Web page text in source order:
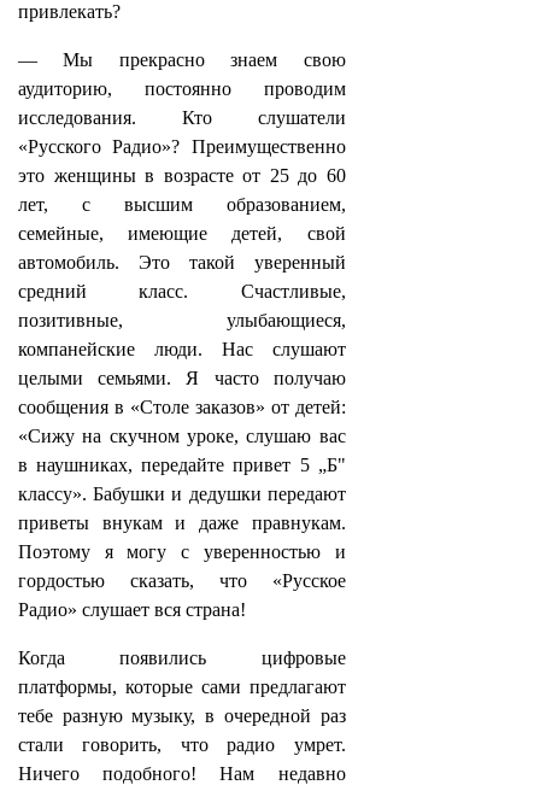
привлекать?
— Мы прекрасно знаем свою
аудиторию, постоянно проводим
исследования. Кто слушатели
«Русского Радио»? Преимущественно
это женщины в возрасте от 25 до 60
лет, с высшим образованием,
семейные, имеющие детей, свой
автомобиль. Это такой уверенный
средний класс. Счастливые,
позитивные, улыбающиеся,
компанейские люди. Нас слушают
целыми семьями. Я часто получаю
сообщения в «Столе заказов» от детей:
«Сижу на скучном уроке, слушаю вас
в наушниках, передайте привет 5 „Б"
классу». Бабушки и дедушки передают
приветы внукам и даже правнукам.
Поэтому я могу с уверенностью и
гордостью сказать, что «Русское
Радио» слушает вся страна!
Когда появились цифровые
платформы, которые сами предлагают
тебе разную музыку, в очередной раз
стали говорить, что радио умрет.
Ничего подобного! Нам недавно